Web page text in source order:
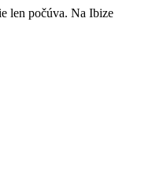
len počúva. Na Ibize